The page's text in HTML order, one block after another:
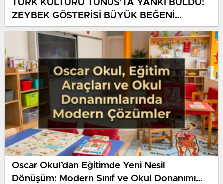
TÜRK KÜLTÜRÜ TUNUS’TA YANKI BULDU:
ZEYBEK GÖSTERİSİ BÜYÜK BEĞENİ
TOPLADI
Oscar Okul’dan Eğitimde Yeni Nesil
Dönüşüm: Modern Sınıf ve Okul Donanımı